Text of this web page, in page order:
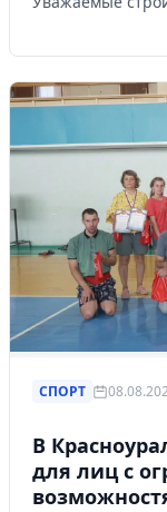
СПОРТ
В
для лиц с